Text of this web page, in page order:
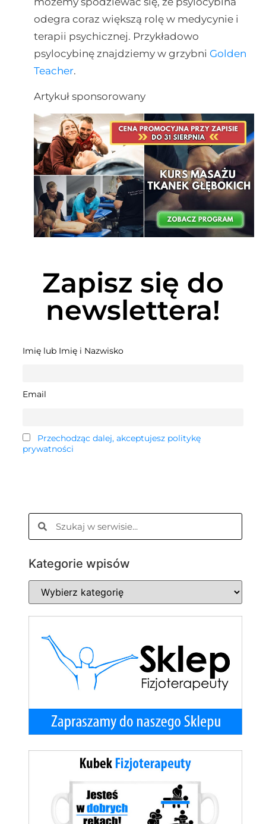
odegra coraz większą rolę w medycynie i
terapii psychicznej. Przykładowo
psylocybinę znajdziemy w grzybni Golden
Teacher.
Artykuł sponsorowany
Zapisz się do
newslettera!
Imię lub Imię i Nazwisko
Email
Przechodząc dalej, akceptujesz politykę
prywatności
Kategorie wpisów